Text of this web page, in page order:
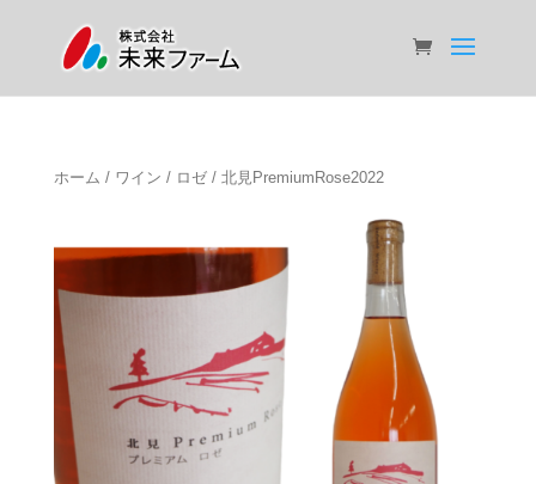
ホーム / ワイン / ロゼ/ 北見PremiumRose2022